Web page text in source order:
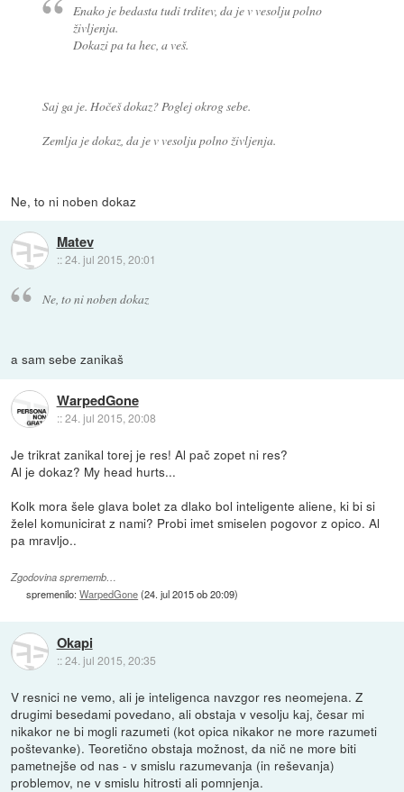
Enako je bedasta tudi trditev, da je v vesolju polno
življenja.
Dokazi pa ta hec, a veš.
Saj ga je. Hočeš dokaz? Poglej okrog sebe.
Zemlja je dokaz, da je v vesolju polno življenja.
Ne, to ni noben dokaz
Matev
::24. jul 2015, 20:01
Ne, to ni noben dokaz
a sam sebe zanikaš
WarpedGone
::24. jul 2015, 20:08
Je trikrat zanikal torej je res! Al pač zopet ni res?
Al je dokaz? My head hurts...
Kolk mora šele glava bolet za dlako bol inteligente aliene, ki bi si
želel komunicirat z nami? Probi imet smiselen pogovor z opico. Al
pa mravljo..
Zgodovina sprememb…
spremenilo:WarpedGone(24. jul 2015 ob 20:09)
Okapi
::24. jul 2015, 20:35
V resnici ne vemo, ali je inteligenca navzgor res neomejena. Z
drugimi besedami povedano, ali obstaja v vesolju kaj, česar mi
nikakor ne bi mogli razumeti (kot opica nikakor ne more razumeti
poštevanke). Teoretično obstaja možnost, da nič ne more biti
pametnejše od nas - v smislu razumevanja (in reševanja)
problemov, ne v smislu hitrosti ali pomnjenja.